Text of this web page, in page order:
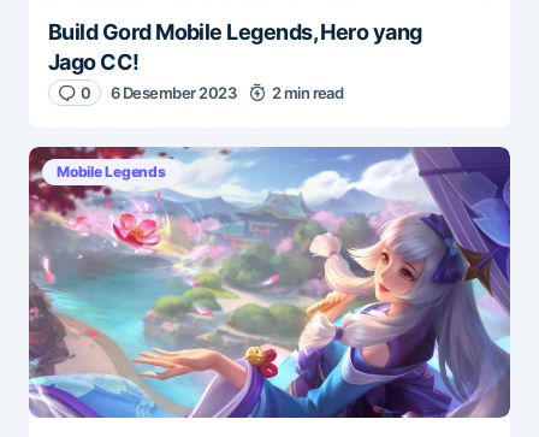
Build Gord Mobile Legends, Hero yang
Jago CC!
0 6 Desember 2023 2 min read
Mobile Legends